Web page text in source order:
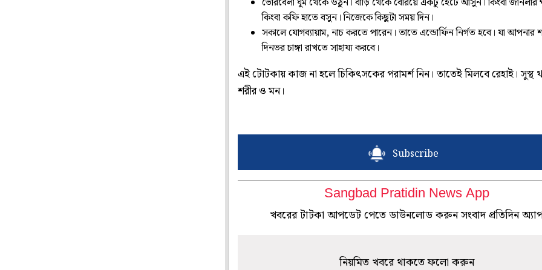
কিংবা কফি হাতে বসুন। নিজেকে কিছুটা সময় দিন।
সকালে যোগব্যায়াম, নাচ করতে পারেন। তাতে এন্ডোর্ফিন নির্গত হবে। যা আপনার
দিনভর চাঙ্গা রাখতে সাহায্য করবে।
এই টোটকায় কাজ না হলে চিকিৎসকের পরামর্শ নিন। তাতেই মিলবে রেহাই। সুস্থ
শরীর ও মন।
Subscribe
Sangbad Pratidin News App
খবরের টাটকা আপডেট পেতে ডাউনলোড করুন সংবাদ প্রতিদিন
নিয়মিত খবরে থাকতে ফলো করুন